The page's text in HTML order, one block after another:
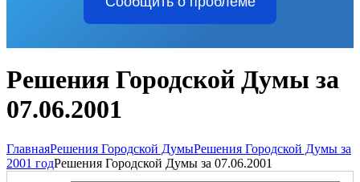
Решения Городской Думы за
07.06.2001
ГлавнаяРешения Городской ДумыРешения Городской Думы за
2001 годРешения Городской Думы за 07.06.2001